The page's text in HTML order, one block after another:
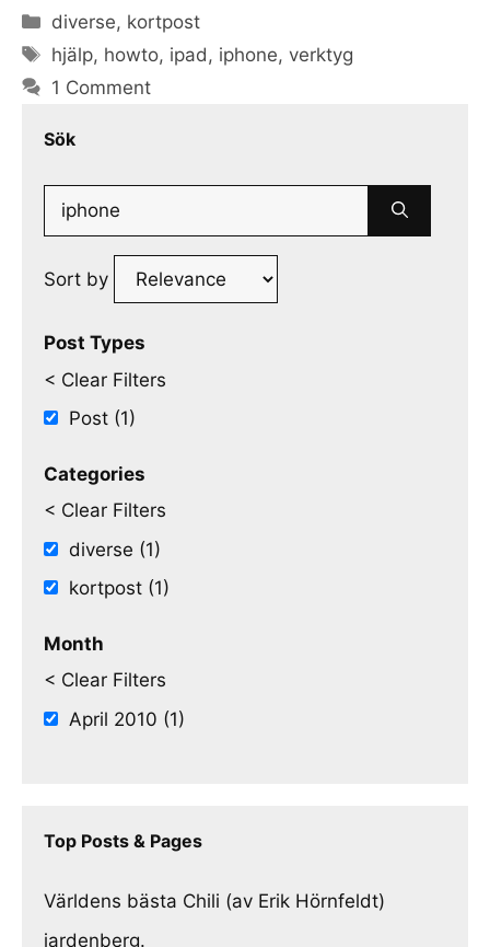
Categories
diverse, kortpost
Tags
hjälp, howto, ipad , iphone,verktyg
1 Comment
Sök
Search
for:
Sort by
Post Types
< Clear Filters
Post (1)
Categories
< Clear Filters
diverse (1)
kortpost (1)
Month
< Clear Filters
April 2010 (1)
Top Posts & Pages
Världens bästa Chili (av Erik Hörnfeldt)
jardenberg.